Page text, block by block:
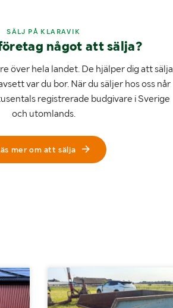
SÄLJ PÅ KLARAVIK
något att sälja?
över hela landet. De hjälper dig att sälja
var du bor. När du säljer hos oss når
registrerade budgivare i Sverige
och utomlands.
mer om att sälja